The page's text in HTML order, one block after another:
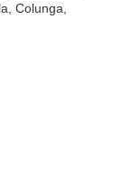
, Colunga